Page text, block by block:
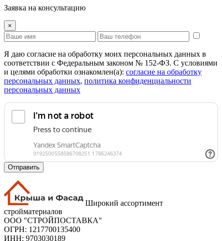
Заявка на консультацию
×
Я даю согласие на обработку моих персональных данных в
соответствии с Федеральным законом № 152-ФЗ. С условиями
и целями обработки ознакомлен(а): cогласие на обработку
персональных данных, политика конфиденциальности
персональных данных
Отправить
Широкий ассортимент
стройматериалов
ООО "СТРОЙПОСТАВКА"
ОГРН: 1217700135400
ИНН: 9703030189